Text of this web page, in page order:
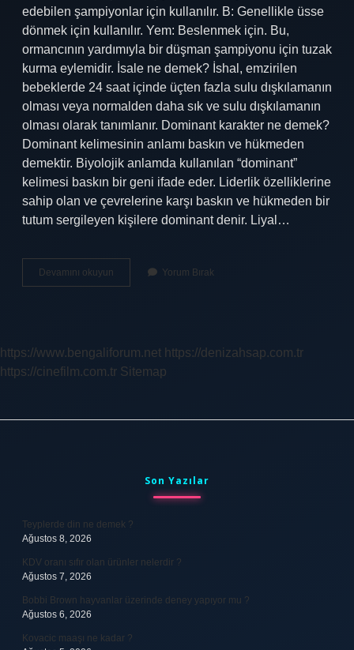
edebilen şampiyonlar için kullanılır. B: Genellikle üsse
dönmek için kullanılır. Yem: Beslenmek için. Bu,
ormancının yardımıyla bir düşman şampiyonu için tuzak
kurma eylemidir. İsale ne demek? İshal, emzirilen
bebeklerde 24 saat içinde üçten fazla sulu dışkılamanın
olması veya normalden daha sık ve sulu dışkılamanın
olması olarak tanımlanır. Dominant karakter ne demek?
Dominant kelimesinin anlamı baskın ve hükmeden
demektir. Biyolojik anlamda kullanılan “dominant”
kelimesi baskın bir geni ifade eder. Liderlik özelliklerine
sahip olan ve çevrelerine karşı baskın ve hükmeden bir
tutum sergileyen kişilere dominant denir. Liyal…
Devamını okuyun
Ne
Yorum Bırak
https://www.bengaliforum.net https://denizahsap.com.tr
https://cinefilm.com.tr Sitemap
Son Yazılar
Teyplerde din ne demek ?
Ağustos 8, 2026
KDV oranı sıfır olan ürünler nelerdir ?
Ağustos 7, 2026
Bobbi Brown hayvanlar üzerinde deney yapıyor mu ?
Ağustos 6, 2026
Kovacic maaşı ne kadar ?